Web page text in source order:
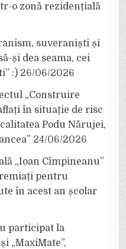
o zonă rezidențială
suveraniști și
și dea seama, cei
:) 26/06/2026
„Construire
în situație de risc
Podu Nărujei,
24/06/2026
„Ioan Cîmpineanu”
pentru
în acest an școlar
participat la
„MaxiMate”,